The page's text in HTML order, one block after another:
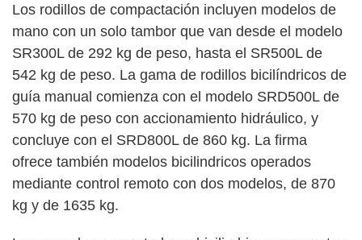
Los rodillos de compactación incluyen modelos de
mano con un solo tambor que van desde el modelo
SR300L de 292 kg de peso, hasta el SR500L de
542 kg de peso. La gama de rodillos bicilíndricos de
guía manual comienza con el modelo SRD500L de
570 kg de peso con accionamiento hidráulico, y
concluye con el SRD800L de 860 kg. La firma
ofrece también modelos bicilindricos operados
mediante control remoto con dos modelos, de 870
kg y de 1635 kg.